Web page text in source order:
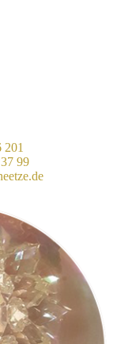
201
99